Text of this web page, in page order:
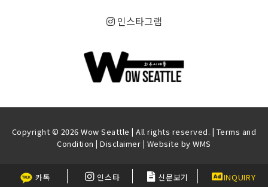
인스타그램
Copyright © 2026 Wow Seattle | All rights reserved. | Terms and
Condition |Disclaimer | Website byWMS
카톡 인스타 신문보기 INQUIRY